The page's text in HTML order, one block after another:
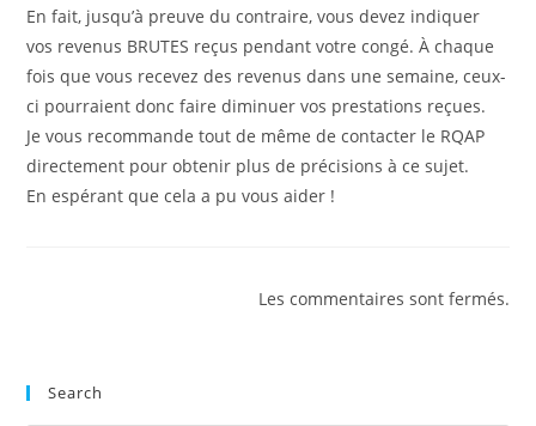
En fait, jusqu’à preuve du contraire, vous devez indiquer
vos revenus BRUTES reçus pendant votre congé. À chaque
fois que vous recevez des revenus dans une semaine, ceux-
ci pourraient donc faire diminuer vos prestations reçues.
Je vous recommande tout de même de contacter le RQAP
directement pour obtenir plus de précisions à ce sujet.
En espérant que cela a pu vous aider !
Les commentaires sont fermés.
Search